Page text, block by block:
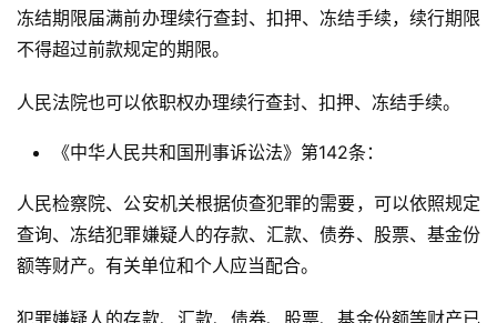
冻结期限届满前办理续行查封、扣押、冻结手续，续行期限
不得超过前款规定的期限。
人民法院也可以依职权办理续行查封、扣押、冻结手续。
《中华人民共和国刑事诉讼法》第142条：
人民检察院、公安机关根据侦查犯罪的需要，可以依照规定
查询、冻结犯罪嫌疑人的存款、汇款、债券、股票、基金份
额等财产。有关单位和个人应当配合。